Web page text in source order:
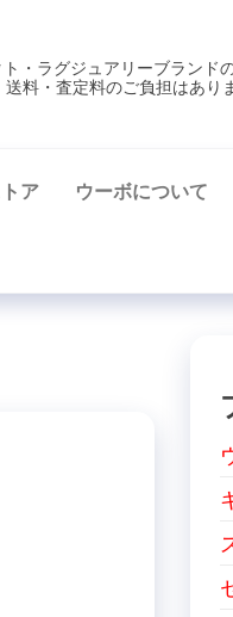
・ラグジュアリーブランド
料・査定料のご負担はあり
ア ウーボについて